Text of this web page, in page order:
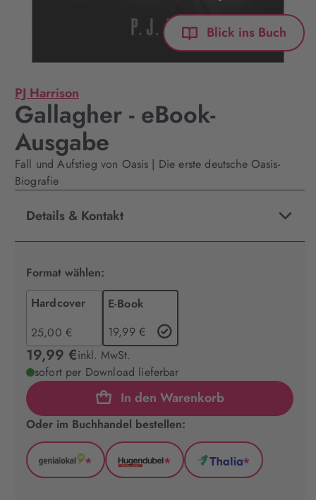
Blick ins Buch
PJ Harrison
Gallagher - eBook-
Ausgabe
Fall und Aufstieg von Oasis | Die erste deutsche Oasis-
Biografie
Details & Kontakt
Format wählen:
Hardcover
25,00 €
E-Book
19,99 €
19,99 €inkl. MwSt.
sofort per Download lieferbar
In den Warenkorb
Oder im Buchhandel bestellen:
GenialLokal
*
Hugendubel
*
Thalia
*